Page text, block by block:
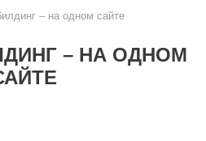
– на одном сайте
– НА ОДНОМ